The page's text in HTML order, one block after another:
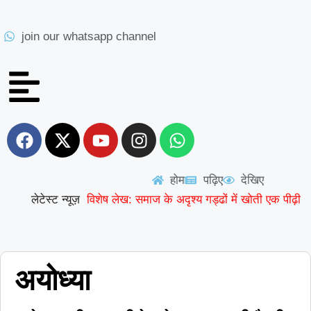
join our whatsapp channel
होम पढ़िए देखिए
लेटेस्ट न्यूज़ विशेष लेख: समाज के अदृश्य गड्ढों में खोती एक पीढ़ी
पुरस्कार’ युवा शक्ति को समर्पित करेंगे अमन | वरिष्ठ
अयोध्या